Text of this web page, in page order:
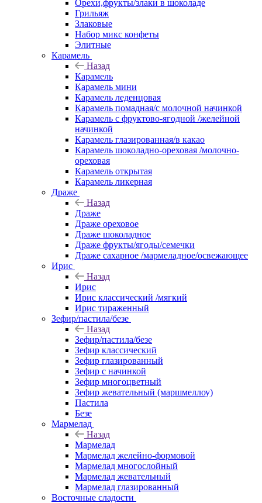
Орехи,фрукты/злаки в шоколаде
Грильяж
Злаковые
Набор микс конфеты
Элитные
Карамель
Назад
Карамель
Карамель мини
Карамель леденцовая
Карамель помадная/с молочной начинкой
Карамель с фруктово-ягодной /желейной
начинкой
Карамель глазированная/в какао
Карамель шоколадно-ореховая /молочно-
ореховая
Карамель открытая
Карамель ликерная
Драже
Назад
Драже
Драже ореховое
Драже шоколадное
Драже фрукты/ягоды/семечки
Драже сахарное /мармеладное/освежающее
Ирис
Назад
Ирис
Ирис классический /мягкий
Ирис тираженный
Зефир/пастила/безе
Назад
Зефир/пастила/безе
Зефир классический
Зефир глазированный
Зефир с начинкой
Зефир многоцветный
Зефир жевательный (маршмеллоу)
Пастила
Безе
Мармелад
Назад
Мармелад
Мармелад желейно-формовой
Мармелад многослойный
Мармелад жевательный
Мармелад глазированный
Восточные сладости